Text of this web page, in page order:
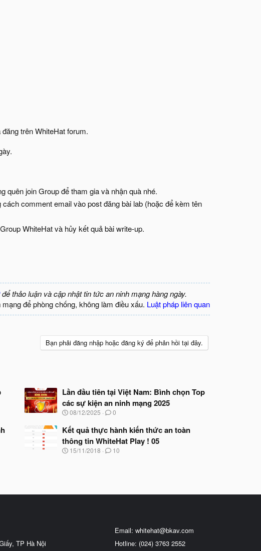
trên WhiteHat forum.
quên join Group để tham gia và nhận quà nhé.
comment email vào post đăng bài lab (hoặc để kèm tên
WhiteHat và hủy kết quả bài write-up.
để thảo luận và cập nhật tin tức an ninh mạng hàng ngày.
để phòng chống, không làm điều xấu. Luật pháp liên quan
Bạn phải đăng nhập hoặc đăng ký để phản hồi tại đây.
Lần đầu tiên tại Việt Nam: Bình chọn Top
các sự kiện an ninh mạng 2025
N
à
y
b
ắ
08/12/2025 0
Kết quả thực hành kiến thức an toàn
thông tin WhiteHat Play ! 05
N
15/11/2018 10
TP Hà Nội
Email: whitehat@bkav.com
Hotline: (024) 3763 2552